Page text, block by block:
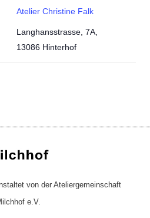
Atelier Christine Falk
Langhansstrasse, 7A,
13086 Hinterhof
von der Ateliergemeinschaft
e.V.